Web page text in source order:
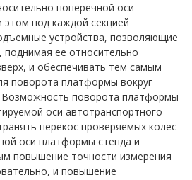
поперечной оси
под каждой секцией
устройства, позволяющие
ее относительно
и обеспечивать тем самым
поворота платформы вокруг
Возможность поворота платформы
оси автотранспортного
перекос проверяемых колес
оси платформы стенда и
повышение точности измерения
и повышение